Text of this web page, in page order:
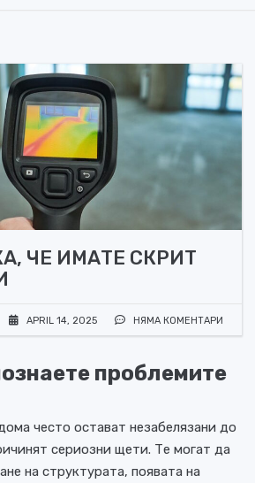
ЧЕ ИМАТЕ СКРИТ
APRIL 14, 2025 НЯМА КОМЕНТАРИ
проблемите
често остават незабелязани до
сериозни щети. Те могат да
на структурата, появата на